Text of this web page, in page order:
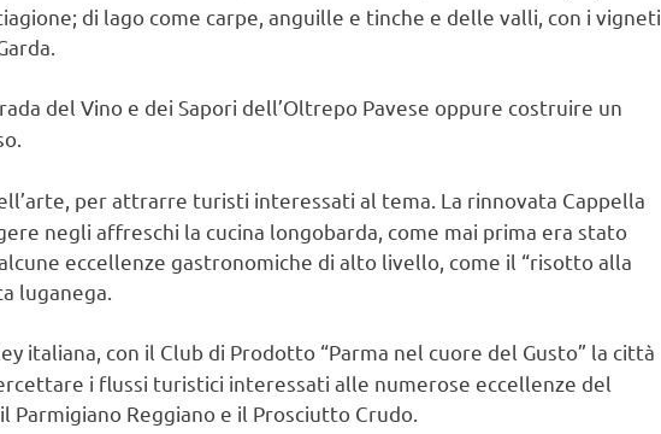
di lago come carpe, anguille e tinche e delle valli, con i vigneti
del Vino e dei Sapori dell’Oltrepo Pavese oppure costruire un
per attrarre turisti interessati al tema. La rinnovata Cappella
negli affreschi la cucina longobarda, come mai prima era stato
eccellenze gastronomiche di alto livello, come il “risotto alla
luganega.
italiana, con il Club di Prodotto “Parma nel cuore del Gusto” la città
i flussi turistici interessati alle numerose eccellenze del
Reggiano e il Prosciutto Crudo.